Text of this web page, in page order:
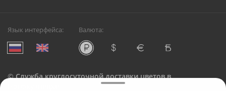
Язык интерфейса: Валюта:
©Служба круглосуточной доставки цветов в